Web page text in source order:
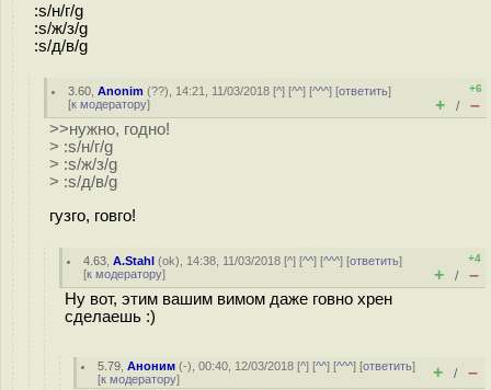
:s/н/г/g
:s/ж/з/g
:s/д/в/g
3.60 ,Anonim (??), 14:21, 11/03/2018 [^] [^^] [^^^] [ответить]
[к модератору]
+6
+ / –
>>нужно, годно!
> :s/н/г/g
> :s/ж/з/g
> :s/д/в/g
гузго, говго!
4.63 ,A.Stahl (ok), 14:38, 11/03/2018 [^] [^^] [^^^] [ответить]
[к модератору]
+4
+ / –
Ну вот, этим вашим вимом даже гoвно хрен
сделаешь :)
5.79 ,Аноним (-), 00:40, 12/03/2018 [^] [^^] [^^^] [ответить]
[к модератору] + / –